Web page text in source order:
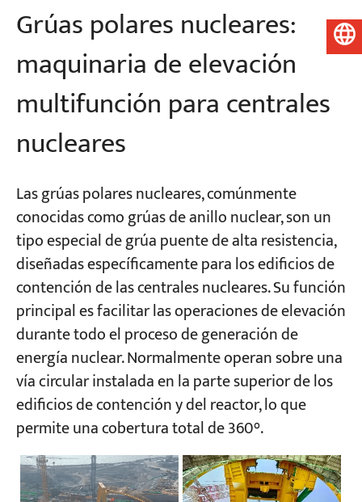
Grúas polares nucleares:
maquinaria de elevación
multifunción para centrales
nucleares
Las grúas polares nucleares, comúnmente
conocidas como grúas de anillo nuclear, son un
tipo especial de grúa puente de alta resistencia,
diseñadas específicamente para los edificios de
contención de las centrales nucleares. Su función
principal es facilitar las operaciones de elevación
durante todo el proceso de generación de
energía nuclear. Normalmente operan sobre una
vía circular instalada en la parte superior de los
edificios de contención y del reactor, lo que
permite una cobertura total de 360°.
Español